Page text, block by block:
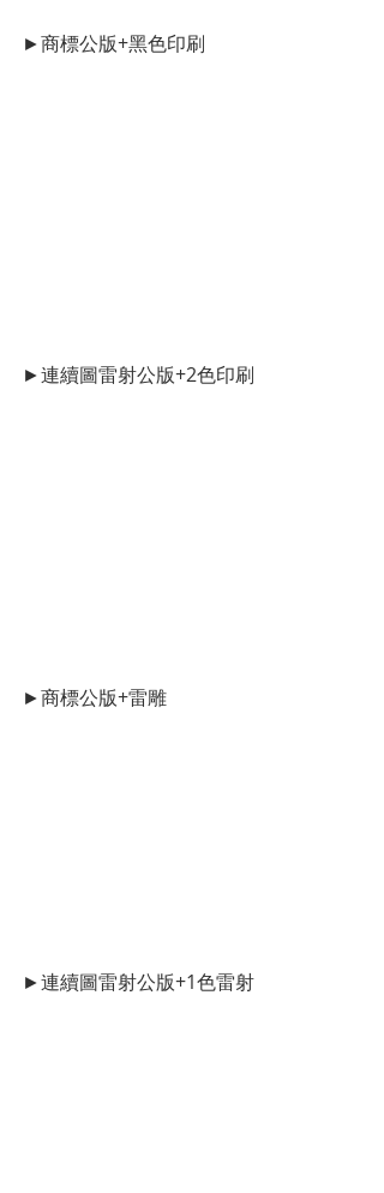
►商標公版+黑色印刷
►連續圖雷射公版+2色印刷
►商標公版+雷雕
►連續圖雷射公版+1色雷射